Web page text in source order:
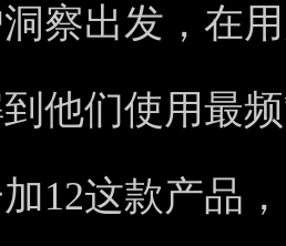
察出发，在
他们使用最
12这款产品